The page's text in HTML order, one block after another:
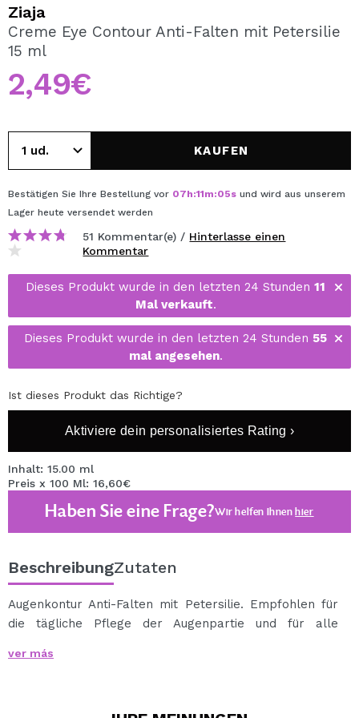
REGISTRIEREN
Durch die Erstellung eines Kontos bei Maquillalia.de
können Sie Ihre Einkäufe schnell tätigen, den Status Ihrer
Bestellungen überprüfen und Ihre bisherigen Vorgänge
einsehen.
BENUTZERKONTO ERSTELLEN
Ziaja
Creme Eye Contour Anti-Falten mit Petersilie
15 ml
2,49€
KAUFEN
Bestätigen Sie Ihre Bestellung vor 07h:11m:04s und wird aus unserem
Lager heute versendet werden
51 Kommentar(e) / Hinterlasse einen
Kommentar
Dieses Produkt wurde in den letzten 24 Stunden 11
Mal verkauft.
Dieses Produkt wurde in den letzten 24 Stunden 55
mal angesehen.
Ist dieses Produkt das Richtige?
Aktiviere dein personalisiertes Rating ›
Inhalt: 15.00 ml
Preis x 100 Ml: 16,60€
Haben Sie eine Frage?Wir helfen Ihnenhier
BeschreibungZutaten
Augenkontur Anti-Falten mit Petersilie. Empfohlen für
die tägliche Pflege der Augenpartie und für alle
ver más